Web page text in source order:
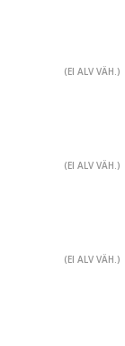
(EI ALV VÄH.)
(EI ALV VÄH.)
(EI ALV VÄH.)